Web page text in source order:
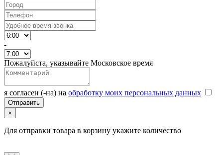
-
Пожалуйста, указывайте Московское время
я согласен (-на) на обработку моих персональных данных
×
Для отправки товара в корзину укажите количество